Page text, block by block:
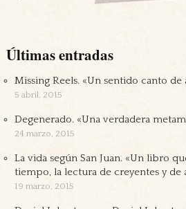
Últimas entradas
Missing Reels. «Un sentido canto de
5 abril, 2015
Degenerado. «Una verdadera
24 marzo, 2015
La vida según San Juan. «Un libro
tiempo, la lectura de creyentes y de
19 marzo, 2015